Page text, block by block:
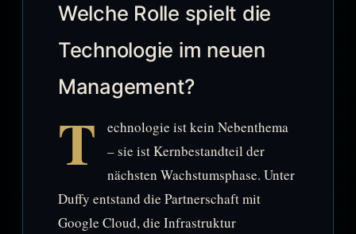
Welche Rolle spielt die
Technologie im neuen
Management?
T
echnologie ist kein Nebenthema
– sie ist Kernbestandteil der
nächsten Wachstumsphase. Unter
Duffy entstand die Partnerschaft mit
Google Cloud, die Infrastruktur